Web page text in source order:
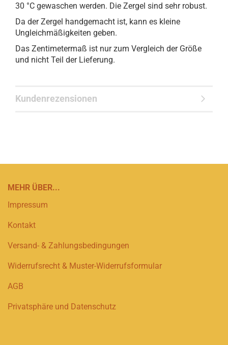
30 °C gewaschen werden. Die Zergel sind sehr robust.
Da der Zergel handgemacht ist, kann es kleine
Ungleichmäßigkeiten geben.
Das Zentimetermaß ist nur zum Vergleich der Größe
und nicht Teil der Lieferung.
Kundenrezensionen
MEHR ÜBER...
Impressum
Kontakt
Versand- & Zahlungsbedingungen
Widerrufsrecht & Muster-Widerrufsformular
AGB
Privatsphäre und Datenschutz